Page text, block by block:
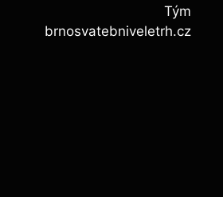
Tým
brnosvatebniveletrh.cz